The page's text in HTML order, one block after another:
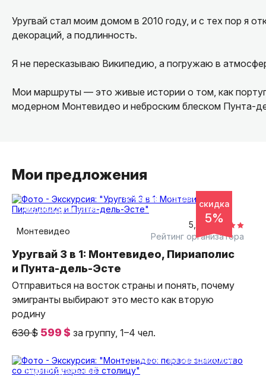
Уругвай стал моим домом в 2010 году, и с тех пор я
декораций, а подлинность.
Я не пересказываю Википедию, а погружаю в
Мои маршруты — это живые истории о том, как
модерном Монтевидео и неброским блеском Пунта-
Мои предложения
скидка
5%
12 часов
на автомобиле
индивидуальная
Монтевидео
5,0
Рейтинг организатора
Уругвай 3 в 1: Монтевидео, Пириаполис
и Пунта-дель-Эсте
Отправиться на восток страны и понять, почему
эмигранты выбирают это место как вторую
родину
630 $ 599 $ за группу, 1–4 чел.
5,5 часа
на автомобиле
индивидуальная